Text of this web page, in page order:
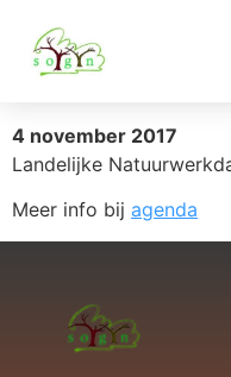
4 november 2017
Landelijke
Meer info bij agenda